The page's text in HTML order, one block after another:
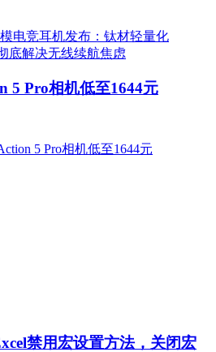
5 Pro相机低至1644元
禁用宏设置方法，关闭宏